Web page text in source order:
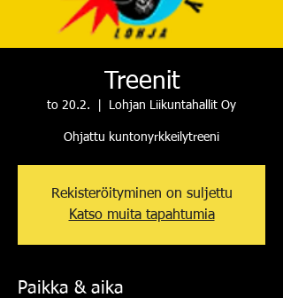
Treenit
to 20.2. Lohjan Liikuntahallit Oy
Ohjattu kuntonyrkkeilytreeni
Rekisteröityminen on suljettu
Katso muita tapahtumia
Paikka & aika